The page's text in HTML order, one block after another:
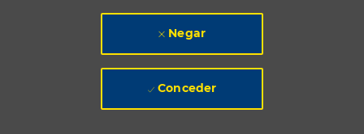
Negar
Conceder